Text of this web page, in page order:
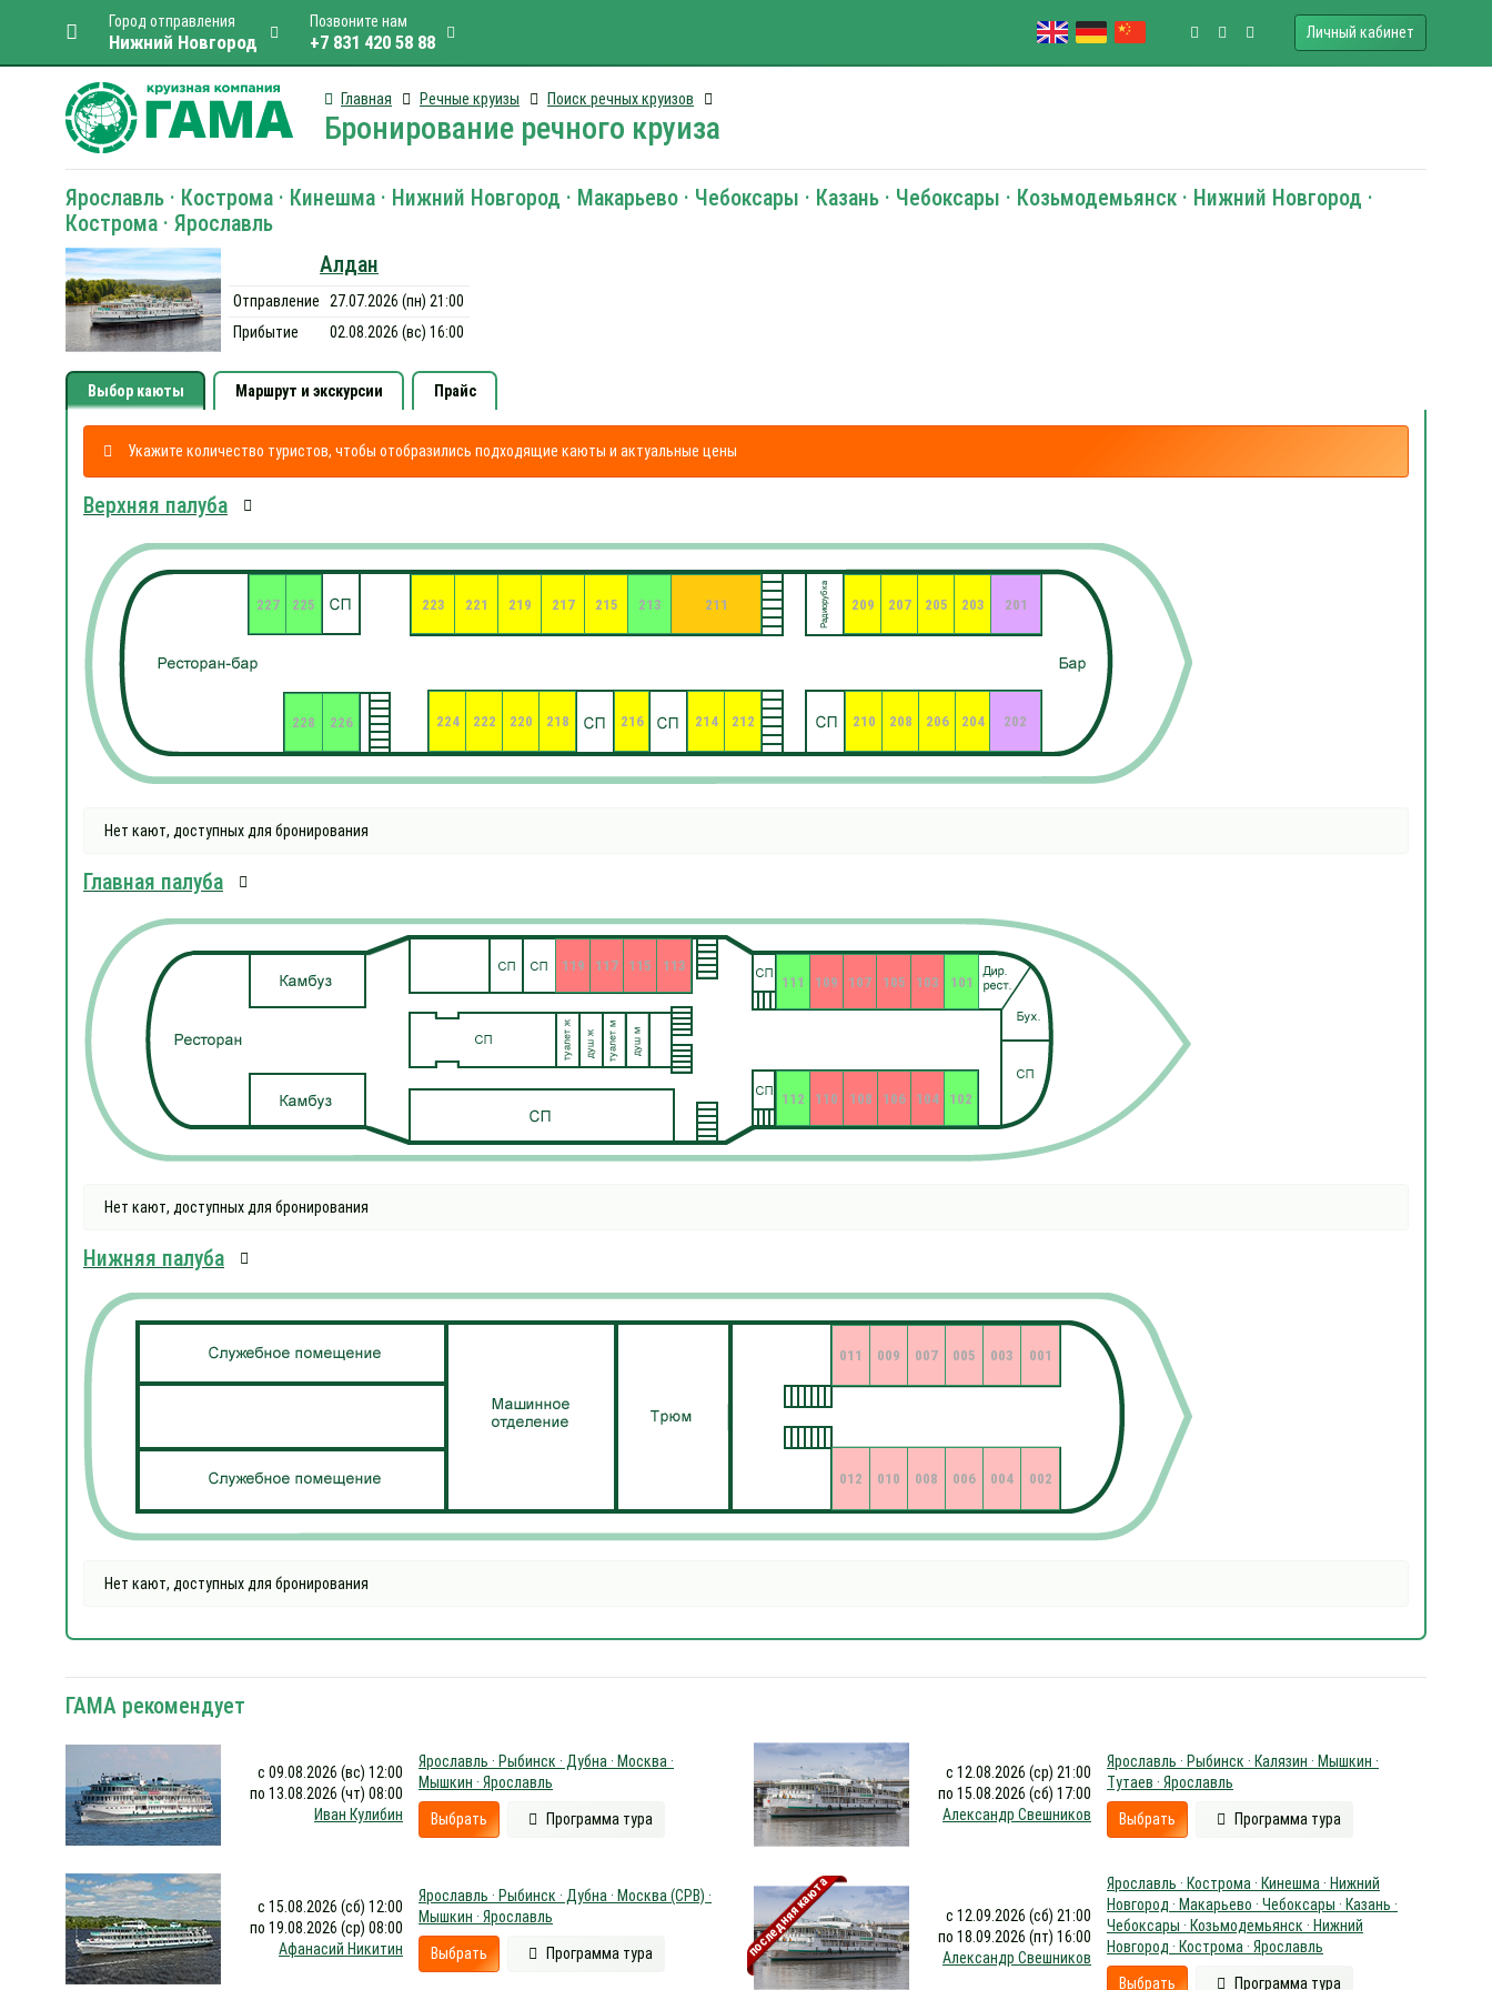
Город отправления
Нижний Новгород
Позвоните нам
+7 831 420 58 88 Личный кабинет
Главная Речные круизы Поиск речных круизов
Бронирование речного круиза
Ярославль · Кострома · Кинешма · Нижний Новгород · Макарьево · Чебоксары · Казань · Чебоксары · Козьмодемьянск · Нижний Новгород ·
Кострома · Ярославль
Алдан
Отправление
27.07.2026 (пн) 21:00
Прибытие
02.08.2026 (вс) 16:00
Выбор каюты Маршрут и экскурсии Прайс
Укажите количество туристов, чтобы отобразились подходящие каюты и актуальные цены
Верхняя палуба
201
202
203
204
205
206
207
208
209
210
211
212
213
214
215
216
217
218
219
220
221
222
223
224
225
226
227
228
Нет кают, доступных для бронирования
Главная палуба
101
102
103
104
105
106
107
108
109
110
111
112
113
115
117
119
Нет кают, доступных для бронирования
Нижняя палуба
001
002
003
004
005
006
007
008
009
010
011
012
Нет кают, доступных для бронирования
ГАМА рекомендует
с 09.08.2026 (вс) 12:00
по 13.08.2026 (чт) 08:00
Иван Кулибин
Ярославль · Рыбинск · Дубна · Москва ·
Мышкин · Ярославль
Выбрать Программа тура
с 12.08.2026 (ср) 21:00
по 15.08.2026 (сб) 17:00
Александр Свешников
Ярославль · Рыбинск · Калязин · Мышкин ·
Тутаев · Ярославль
Выбрать Программа тура
с 15.08.2026 (сб) 12:00
по 19.08.2026 (ср) 08:00
Афанасий Никитин
Ярославль · Рыбинск · Дубна · Москва (СРВ) ·
Мышкин · Ярославль
Выбрать Программа тура последняя каюта
с 12.09.2026 (сб) 21:00
по 18.09.2026 (пт) 16:00
Александр Свешников
Ярославль · Кострома · Кинешма · Нижний
Новгород · Макарьево · Чебоксары · Казань ·
Чебоксары · Козьмодемьянск · Нижний
Новгород · Кострома · Ярославль
Выбрать Программа тура